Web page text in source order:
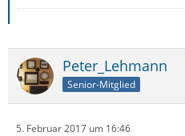
Peter_Lehmann
Senior-Mitglied
5. Februar 2017 um 16:46